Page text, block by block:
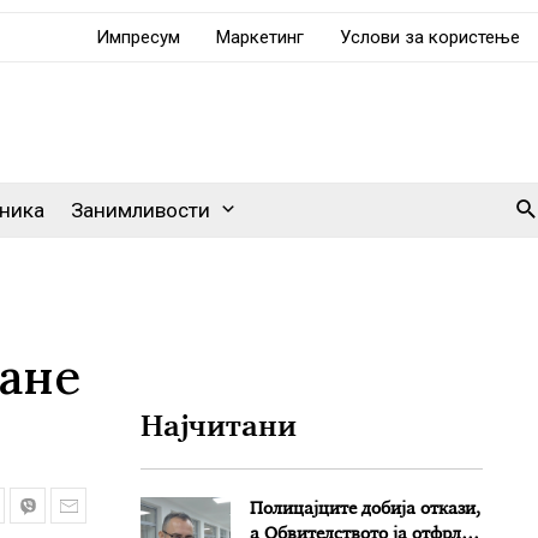
Импресум Маркетинг Услови за користење
Занимливости
Најчитани
Полицајците добија откази,
а Обвителството ја отфрли